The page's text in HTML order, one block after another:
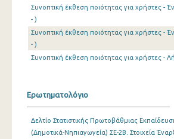
2011
2010
2007
2005
Συνοπτική έκθεση ποιότητας για χρήστες -
- )
Συνοπτική έκθεση ποιότητας για χρήστες -
- )
Συνοπτική έκθεση ποιότητας για χρήστες -
Ερωτηματολόγιο
Δελτίο Στατιστικής Πρωτοβάθμιας
(Δημοτικά-Νηπιαγωγεία) ΣΕ-2Β. Στοιχεία